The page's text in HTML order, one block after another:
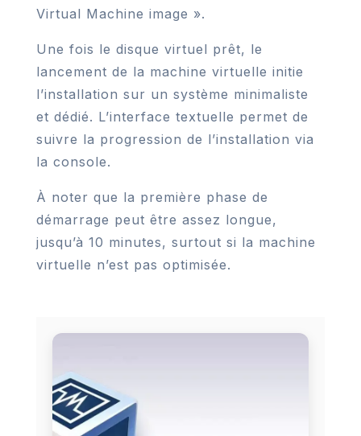
Virtual Machine image ».
Une fois le disque virtuel prêt, le
lancement de la machine virtuelle initie
l’installation sur un système minimaliste
et dédié. L’interface textuelle permet de
suivre la progression de l’installation via
la console.
À noter que la première phase de
démarrage peut être assez longue,
jusqu’à 10 minutes, surtout si la machine
virtuelle n’est pas optimisée.